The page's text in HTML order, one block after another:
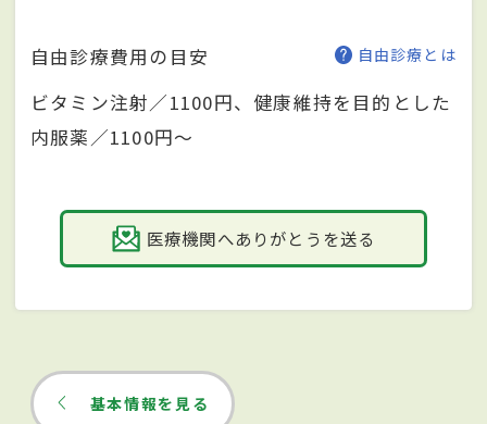
自由診療費用の目安 自由診療とは
ビタミン注射／1100円、健康維持を目的とした
内服薬／1100円～
医療機関へありがとうを送る
基本情報を見る